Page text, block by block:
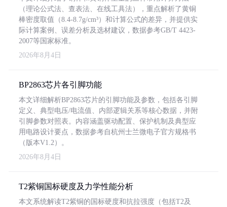
（理论公式法、查表法、在线工具法），重点解析了黄铜
棒密度取值（8.4-8.7g/cm³）和计算公式的差异，并提供实
际计算案例、误差分析及选材建议，数据参考GB/T 4423-
2007等国家标准。
2026年8月4日
BP2863芯片各引脚功能
本文详细解析BP2863芯片的引脚功能及参数，包括各引脚
定义、典型电压/电流值、内部逻辑关系等核心数据，并附
引脚参数对照表。内容涵盖驱动配置、保护机制及典型应
用电路设计要点，数据参考自杭州士兰微电子官方规格书
（版本V1.2）。
2026年8月4日
T2紫铜国标硬度及力学性能分析
本文系统解读T2紫铜的国标硬度和抗拉强度（包括T2及